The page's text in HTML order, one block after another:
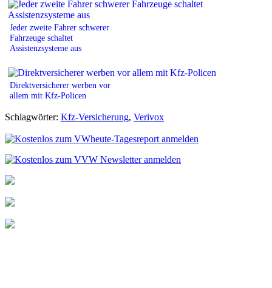
Jeder zweite Fahrer schwerer
Fahrzeuge schaltet
Assistenzsysteme aus
Direktversicherer werben vor
allem mit Kfz-Policen
Schlagwörter: Kfz-Versicherung, Verivox